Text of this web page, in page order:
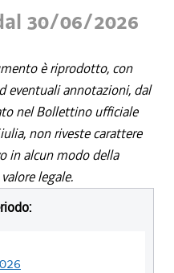
30/06/2026
è riprodotto, con
eventuali annotazioni, dal
nel Bollettino ufficiale
non riveste carattere
in alcun modo della
legale.